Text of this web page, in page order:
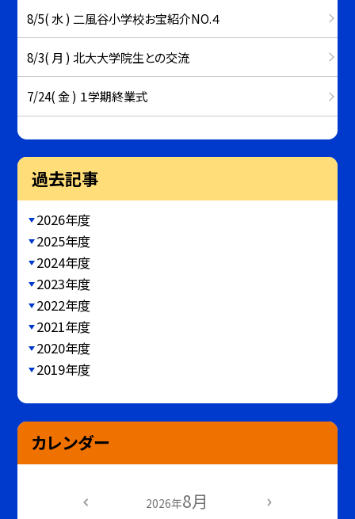
8/5( 水 ) 二風谷小学校お宝紹介NO.４
8/3( 月 ) 北大大学院生との交流
7/24( 金 ) １学期終業式
過去記事
2026年度
2025年度
2024年度
2023年度
2022年度
2021年度
2020年度
2019年度
カレンダー
2026年8月